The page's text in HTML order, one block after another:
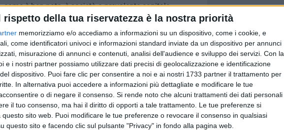
rispetto della tua riservatezza è la nostra priorità
memorizziamo e/o accediamo a informazioni su un dispositivo, come i cookie, e
come identificatori univoci e informazioni standard inviate da un dispositivo per annunci
misurazione di annunci e contenuti, analisi dell'audience e sviluppo dei servizi. Con la
e i nostri partner possiamo utilizzare dati precisi di geolocalizzazione e identificazione
dispositivo. Puoi fare clic per consentire a noi e ai nostri 1733 partner il trattamento per
In alternativa puoi accedere a informazioni più dettagliate e modificare le tue
o di negare il consenso. Si rende noto che alcuni trattamenti dei dati personali
il tuo consenso, ma hai il diritto di opporti a tale trattamento. Le tue preferenze si
sito web. Puoi modificare le tue preferenze o revocare il consenso in qualsiasi
questo sito e facendo clic sul pulsante "Privacy" in fondo alla pagina web.
come è ben noto, è società a prevalente capitale
di Bari, oggi Città Metropolitana».
già arrivate nei giorni scorsi. Sul chilometro di
«Ci sarà la valutazione di quanto c'è da fare e così
a nostro avviso assolutamente necessario».
è stato ilDirettore di esercizio dell'STP, l'ing.
fatto carico di far da tramite con gli autisti
guida un comportamento che rispetti in modo
Strada».